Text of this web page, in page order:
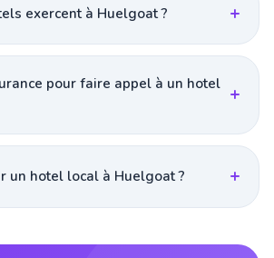
exercent à Huelgoat ?
pour faire appel à un hotel
un hotel local à Huelgoat ?